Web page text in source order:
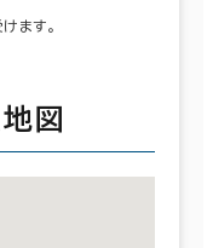
ます。
図